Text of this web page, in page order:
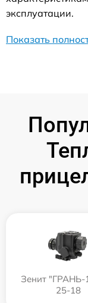
эксплуатации.
Показать
Зенит "ГРАНЬ-
25-18